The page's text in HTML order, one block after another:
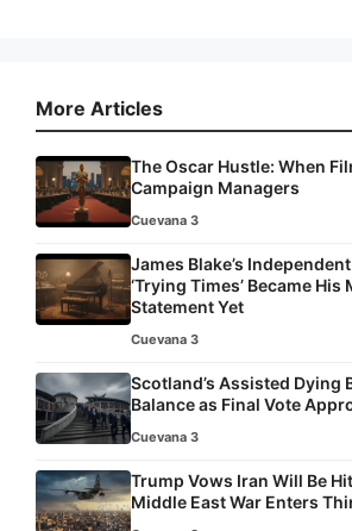
More Articles
The Oscar Hustle: When
Campaign Managers
Cuevana 3
James Blake’s
‘Trying Times’ Became
Statement Yet
Cuevana 3
Scotland’s Assisted Dying
Balance as Final Vote
Cuevana 3
Trump Vows Iran Will Be Hit
Middle East War Enters